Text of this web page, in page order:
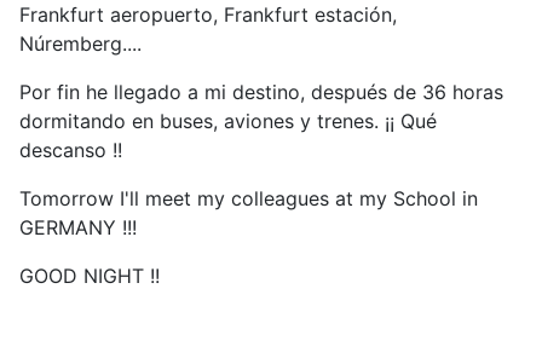
Frankfurt aeropuerto, Frankfurt estación,
Núremberg....
Por fin he llegado a mi destino, después de 36 horas
dormitando en buses, aviones y trenes. ¡¡ Qué
descanso !!
Tomorrow I'll meet my colleagues at my School in
GERMANY !!!
GOOD NIGHT !!